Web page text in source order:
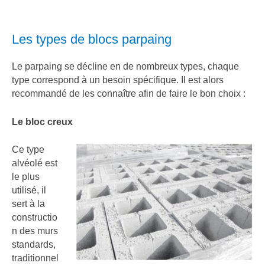
Les types de blocs parpaing
Le parpaing se décline en de nombreux types, chaque
type correspond à un besoin spécifique. Il est alors
recommandé de les connaître afin de faire le bon choix :
Le bloc creux
Ce type
alvéolé est
le plus
utilisé, il
sert à la
constructio
n des murs
standards,
traditionnel